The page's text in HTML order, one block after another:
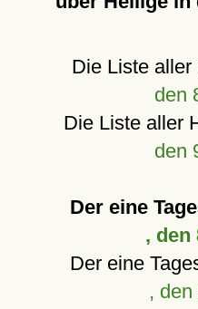
Die Liste
den
Die Liste aller
den
Der eine
, den
Der eine
,